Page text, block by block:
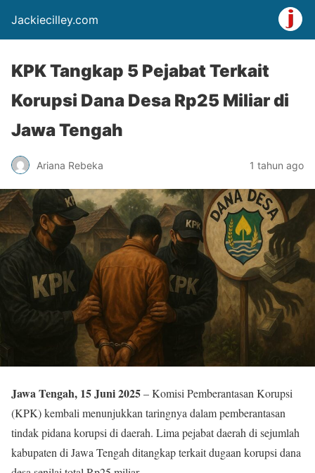
Jackiecilley.com
KPK Tangkap 5 Pejabat Terkait
Korupsi Dana Desa Rp25 Miliar di
Jawa Tengah
Ariana Rebeka 1 tahun ago
Jawa Tengah, 15 Juni 2025– Komisi Pemberantasan Korupsi
(KPK) kembali menunjukkan taringnya dalam pemberantasan
tindak pidana korupsi di daerah. Lima pejabat daerah di sejumlah
kabupaten di Jawa Tengah ditangkap terkait dugaan korupsi dana